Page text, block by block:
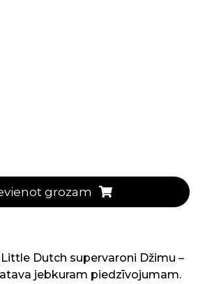
grozam
Dutch supervaroni Džimu –
jebkuram piedzīvojumam.